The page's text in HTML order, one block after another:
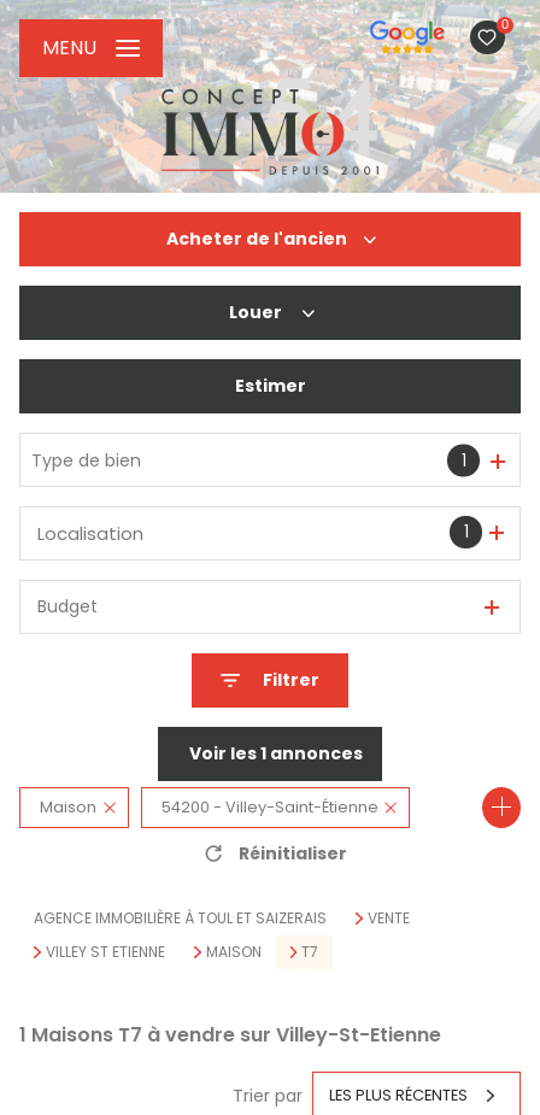
0
MENU
Acheter de l'ancien
De l'immo pro
Louer
De l'immo pro
Estimer
Type de bien 1
1
Localisation
Budget
Filtrer
Voir les1 annonces
Maison 54200 - Villey-Saint-Étienne
Réinitialiser
AGENCE IMMOBILIÈRE À TOUL ET SAIZERAIS
VENTE
VILLEY ST ETIENNE
MAISON T7
1 Maisons T7 à vendre sur Villey-St-Etienne
Trier par LES PLUS RÉCENTES